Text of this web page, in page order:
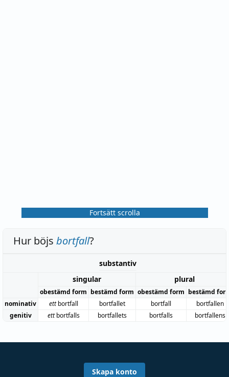
Fortsätt scrolla
Hur böjs bortfall?
substantiv
singular
plural
obestämd form bestämd form obestämd form bestämd
nominativ
ettbortfall bortfallet bortfall
bortfallen
genitiv
ettbortfalls bortfallets bortfalls bortfallens
Skapa konto